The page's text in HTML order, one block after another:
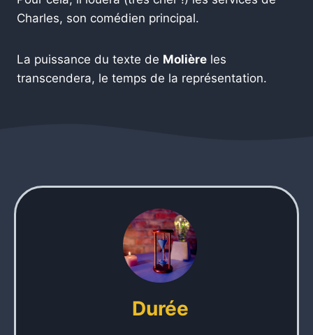
Charles, son comédien principal.
La puissance du texte de Molière les
transcendera, le temps de la représentation.
Durée